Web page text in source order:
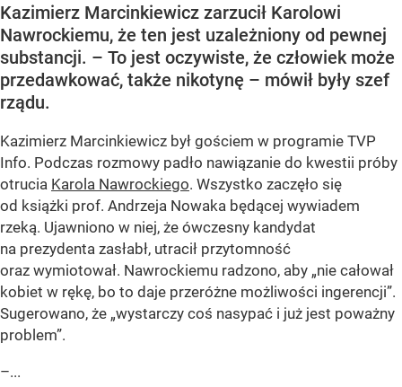
Kazimierz Marcinkiewicz zarzucił Karolowi
Nawrockiemu, że ten jest uzależniony od pewnej
substancji. – To jest oczywiste, że człowiek może
przedawkować, także nikotynę – mówił były szef
rządu.
Kazimierz Marcinkiewicz był gościem w programie TVP
Info. Podczas rozmowy padło nawiązanie do kwestii próby
otrucia Karola Nawrockiego. Wszystko zaczęło się
od książki prof. Andrzeja Nowaka będącej wywiadem
rzeką. Ujawniono w niej, że ówczesny kandydat
na prezydenta zasłabł, utracił przytomność
oraz wymiotował. Nawrockiemu radzono, aby „nie całował
kobiet w rękę, bo to daje przeróżne możliwości ingerencji”.
Sugerowano, że „wystarczy coś nasypać i już jest poważny
problem”.
–...